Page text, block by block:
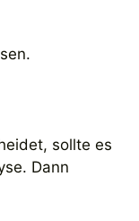
sollte es
Dann